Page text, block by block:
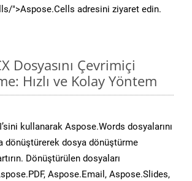
">Aspose.Cells adresini ziyaret edin.
Dosyasını Çevrimiçi
Hızlı ve Kolay Yöntem
kullanarak Aspose.Words dosyalarını
dönüştürerek dosya dönüştürme
Dönüştürülen dosyaları
Aspose.Email, Aspose.Slides,